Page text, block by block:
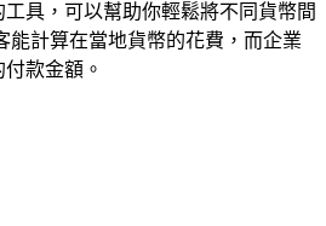
具，可以幫助你輕鬆將不同貨幣間
能計算在當地貨幣的花費，而企業
款金額。